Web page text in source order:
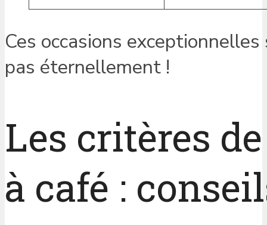
Ces occasions
pas éternellement !
Les critères
à café :